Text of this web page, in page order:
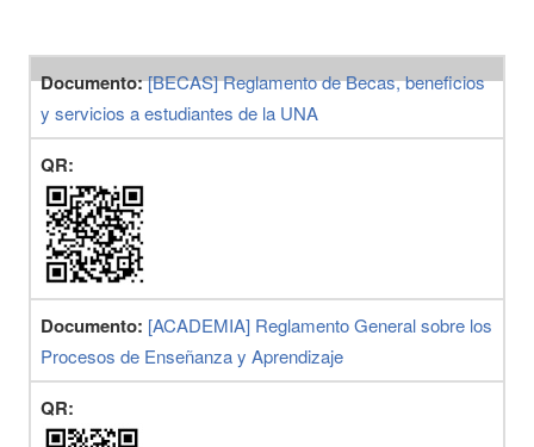
Documento:[BECAS] Reglamento de Becas, beneficios
y servicios a estudiantes de la UNA
QR:
Documento: [ACADEMIA] Reglamento General sobre los
Procesos de Enseñanza y Aprendizaje
QR: